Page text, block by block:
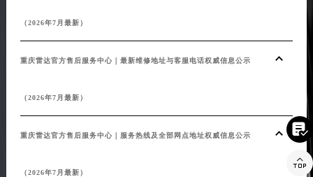
（2026年7月最新）
重庆雷达官方售后服务中心｜最新维修地址与客服电话权威信息公示
（2026年7月最新）
重庆雷达官方售后服务中心｜服务热线及全部网点地址权威信息公示
（2026年7月最新）

